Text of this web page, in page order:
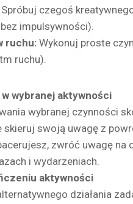
Spróbuj czegoś
impulsywności).
ruchu:Wykonuj proste
ruchu).
wybranej aktywności
wybranej czynności
skieruj swoją uwagę z
zwróć uwagę
i wydarzeniach.
aktywności
działania